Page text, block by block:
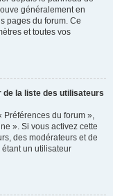
généralement en
pages du forum. Ce
et toutes vos
de la liste des utilisateurs
Préférences du forum »,
». Si vous activez cette
des modérateurs et de
un utilisateur